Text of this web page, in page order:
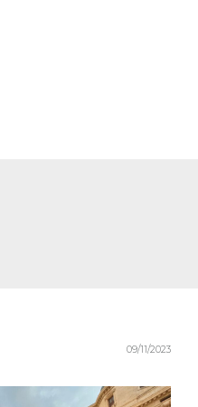
09/11/2023